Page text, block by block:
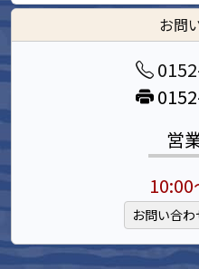
お問
営
お問い合